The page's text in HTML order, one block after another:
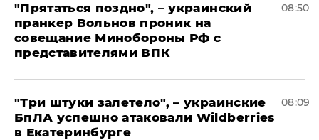
"Прятаться поздно", – украинский
пранкер Вольнов проник на
совещание Минобороны РФ с
представителями ВПК
08:50
"Три штуки залетело", – украинские
БпЛА успешно атаковали Wildberries
в Екатеринбурге
08:09